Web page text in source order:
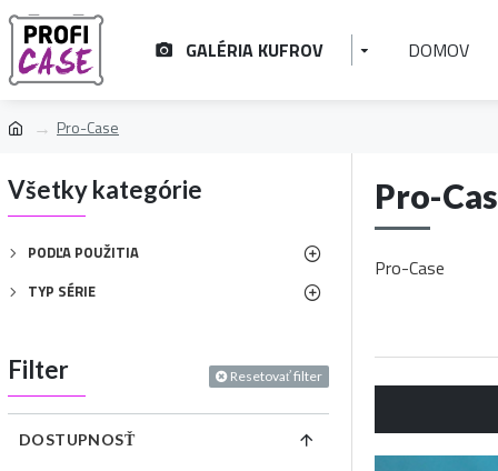
GALÉRIA KUFROV DOMOV
Pro-Case
Všetky kategórie
PODĽA POUŽITIA
TYP SÉRIE
Filter Resetovať filter
DOSTUPNOSŤ
Pro-
Pro-Case